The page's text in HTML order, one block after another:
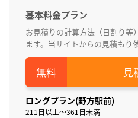
基本料金プラン
お見積りの計算方法（日割り等
ます。当サイトからの見積もり
見
ロングプラン(野方駅前)
211日以上～361日未満